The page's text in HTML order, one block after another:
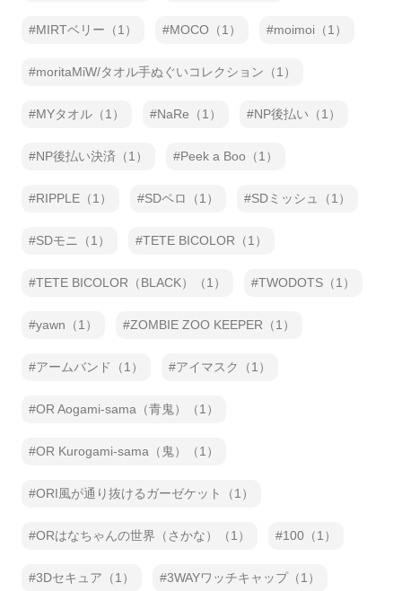
MIRTベリー（1） MOCO（1） moimoi（1）
moritaMiW/タオル手ぬぐいコレクション（1）
MYタオル（1） NaRe（1） NP後払い（1）
NP後払い決済（1） Peek a Boo（1）
RIPPLE（1） SDペロ（1） SDミッシュ（1）
SDモニ（1） TETE BICOLOR（1）
TETE BICOLOR（BLACK）（1） TWODOTS（1）
yawn（1） ZOMBIE ZOO KEEPER（1）
アームバンド（1） アイマスク（1）
OR Aogami-sama（青鬼）（1）
OR Kurogami-sama（鬼）（1）
ORI風が通り抜けるガーゼケット（1）
ORはなちゃんの世界（さかな）（1） 100（1）
3Dセキュア（1） 3WAYワッチキャップ（1）